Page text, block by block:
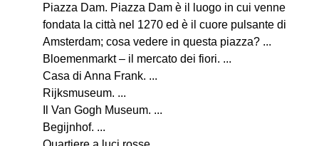
Piazza Dam. Piazza Dam è il luogo in cui venne
fondata la città nel 1270 ed è il cuore pulsante di
Amsterdam; cosa vedere in questa piazza? ...
Bloemenmarkt – il mercato dei fiori. ...
Casa di Anna Frank. ...
Rijksmuseum. ...
Il Van Gogh Museum. ...
Begijnhof. ...